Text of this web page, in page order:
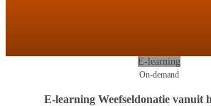
E-learning
On-demand
E-learning Weefseldonatie vanuit